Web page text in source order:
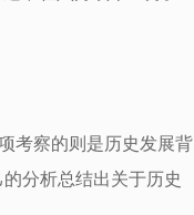
考察的则是历史发展背
分析总结出关于历史